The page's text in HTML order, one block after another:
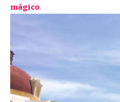
mágico.